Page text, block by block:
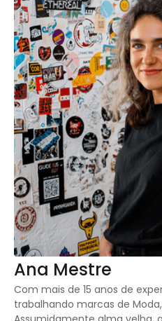
Ana Mestre
Com mais de 15 anos de
trabalhando marcas de